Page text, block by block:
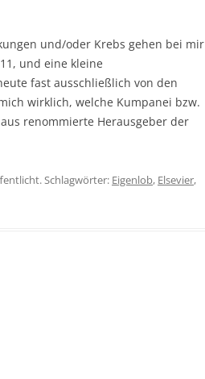
und/oder Krebs gehen bei mir
und eine kleine
fast ausschließlich von den
wirklich, welche Kumpanei bzw.
renommierte Herausgeber der
Schlagwörter: Eigenlob, Elsevier,